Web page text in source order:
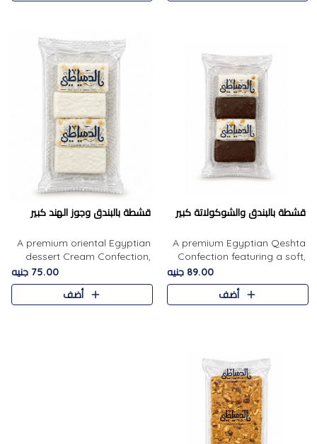
قشطة بالبندق والشوكولاتة كبير
A premium Egyptian Qeshta
Confection featuring a soft,
creamy texture paired with a
rich layer of premium
chocolate and the distinctive
89.00 جنيه
أضف
قشطة بالبندق وجوز الهند كبير
A premium oriental Egyptian
dessert Cream Confection,
featuring a soft, creamy
texture and the distinctive
flavor of roasted hazelnuts.
75.00 جنيه
أضف